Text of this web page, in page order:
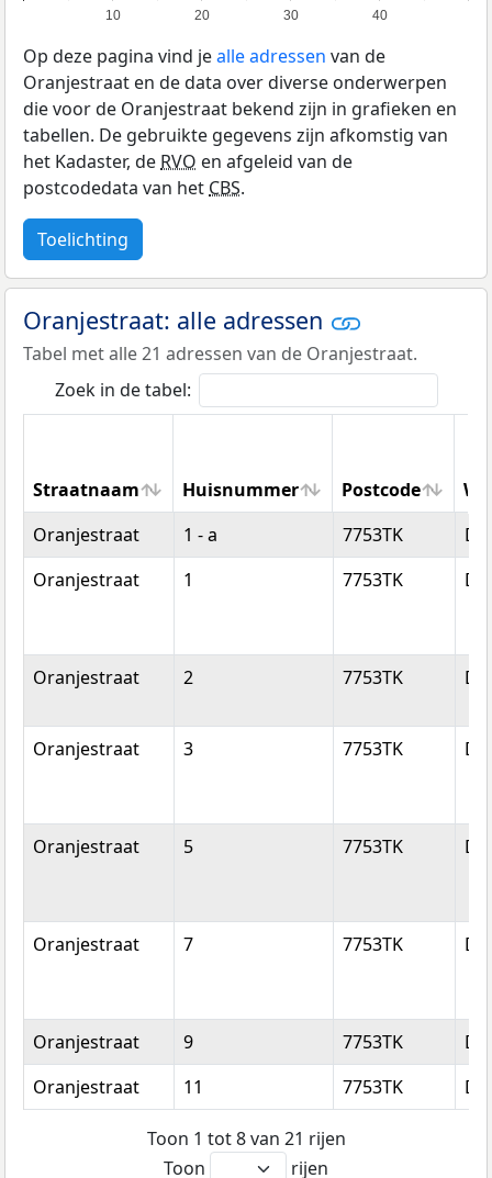
10 20 30 40
Op deze pagina vind jealle adressen van de
Oranjestraat en de data over diverse onderwerpen
die voor de Oranjestraat bekend zijn in grafieken en
tabellen. De gebruikte gegevens zijn afkomstig van
het Kadaster, de RVO en afgeleid van de
postcodedata van het CBS.
Toelichting
Oranjestraat: alle adressen
Tabel met alle 21 adressen van de Oranjestraat.
Zoek in de tabel:
Straatnaam Huisnummer Postcode
Straatnaam
Huisnummer Postcode
Oranjestraat 1 - a 7753TK
Oranjestraat
1 7753TK
Oranjestraat 2 7753TK
Oranjestraat 3 7753TK
Oranjestraat 5 7753TK
Oranjestraat 7 7753TK
Oranjestraat 9 7753TK
Oranjestraat
11 7753TK
Toon 1 tot 8 van 21 rijen
Toon
rijen